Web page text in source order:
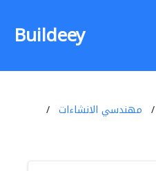
Buildeey
مهندسي الانشاءات